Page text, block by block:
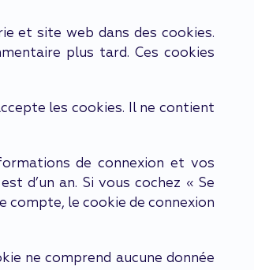
et site web dans des cookies.
plus tard. Ces cookies
les cookies. Il ne contient
de connexion et vos
d’un an. Si vous cochez « Se
compte, le cookie de connexion
ne comprend aucune donnée